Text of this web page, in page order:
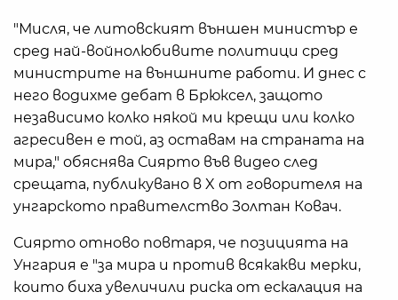
"Мисля, че литовският външен министър е
сред най-войнолюбивите политици сред
министрите на външните работи. И днес с
него водихме дебат в Брюксел, защото
независимо колко някой ми крещи или колко
агресивен е той, аз оставам на страната на
мира," обяснява Сиярто във видео след
срещата, публикувано в X от говорителя на
унгарското правителство Золтан Ковач.
Сиярто отново повтаря, че позицията на
Унгария е "за мира и против всякакви мерки,
които биха увеличили риска от ескалация на